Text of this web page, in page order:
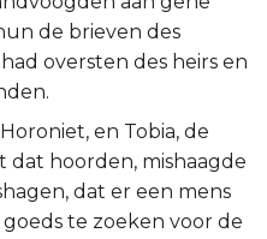
de brieven des
oversten des heirs en
en Tobia, de
dat hoorden, mishaagde
dat er een mens
te zoeken voor de